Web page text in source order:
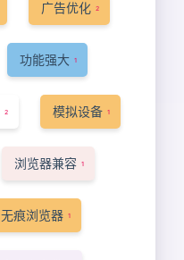
广告优化 2
功能强大 1
2 模拟设备 1
浏览器兼容 1
无痕浏览器 1